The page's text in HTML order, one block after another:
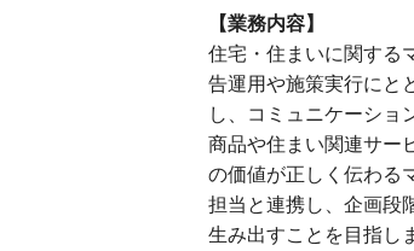
【業務内容】
住宅・住まいに関する
告運用や施策実行にと
し、コミュニケーショ
商品や住まい関連サー
の価値が正しく伝わる
担当と連携し、企画段
生み出すことを目指し